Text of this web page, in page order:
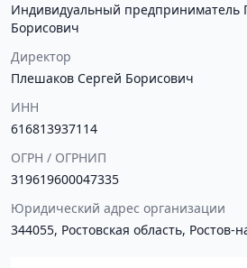
Индивидуальный предприниматель
Борисович
Директор
Плешаков Сергей Борисович
ИНН
616813937114
ОГРН / ОГРНИП
319619600047335
Юридический адрес организации
344055, Ростовская область, Ростов-